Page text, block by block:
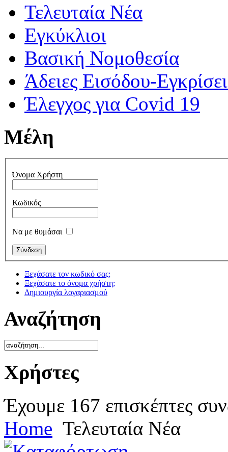
Τελευταία Νέα
Εγκύκλιοι
Βασική Νομοθεσία
Άδειες Εισόδου-
Έλεγχος για Covid 19
Μέλη
Όνομα Χρήστη
Κωδικός
Να με θυμάσαι
Ξεχάσατε τον κωδικό σας;
Ξεχάσατε το όνομα χρήστη;
Δημιουργία λογαριασμού
Αναζήτηση
Χρήστες
Έχουμε 167 επισκέπτες
Home Τελευταία Νέα